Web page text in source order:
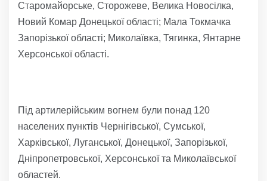
Старомайорське, Сторожеве, Велика Новосілка,
Новий Комар Донецької області; Мала Токмачка
Запорізької області; Миколаївка, Тягинка, Янтарне
Херсонської області.
Під артилерійським вогнем були понад 120
населених пунктів Чернігівської, Сумської,
Харківської, Луганської, Донецької, Запорізької,
Дніпропетровської, Херсонської та Миколаївської
областей.